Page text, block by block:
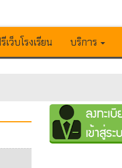
เว็บโรงเรียน บริการ